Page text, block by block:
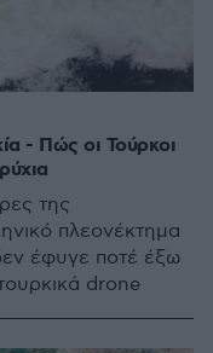
- Πώς οι Τούρκοι
της
πλεονέκτημα
έφυγε ποτέ έξω
drone